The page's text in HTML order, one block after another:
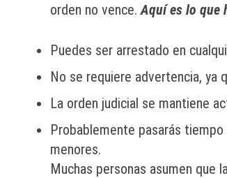
orden no vence. Aquí es lo que
Puedes ser arrestado en
No se requiere advertencia, ya
La orden judicial se mantiene
Probablemente pasarás
menores.
Muchas personas asumen que